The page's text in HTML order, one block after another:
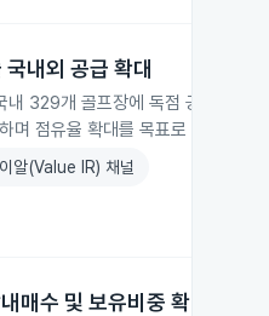
내외 공급 확대
329개 골프장에 독점 공급한 초
며 점유율 확대를 목표로 하고 있습
알(Value IR) 채널
매수 및 보유비중 확대